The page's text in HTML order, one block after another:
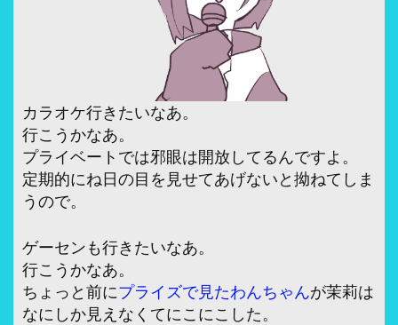
カラオケ行きたいなあ。
行こうかなあ。
プライベートでは邪眼は開放してるんですよ。
定期的にね日の目を見せてあげないと拗ねてしま
うので。
ゲーセンも行きたいなあ。
行こうかなあ。
ちょっと前にプライズで見たわんちゃんが茉莉は
なにしか見えなくてにこにこした。